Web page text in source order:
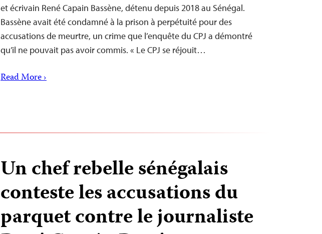
et écrivain René Capain Bassène, détenu depuis 2018 au Sénégal.
Bassène avait été condamné à la prison à perpétuité pour des
accusations de meurtre, un crime que l’enquête du CPJ a démontré
qu’il ne pouvait pas avoir commis. « Le CPJ se réjouit…
Read More ›
Un chef rebelle sénégalais
conteste les accusations du
parquet contre le journaliste